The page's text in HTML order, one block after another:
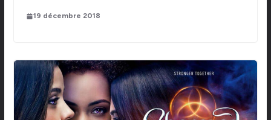
19 décembre 2018